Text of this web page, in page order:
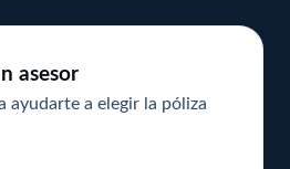
asesor
ayudarte a elegir la póliza